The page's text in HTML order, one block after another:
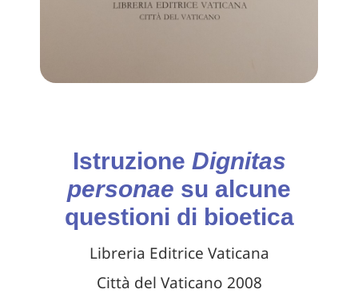
Istruzione Dignitas
personae su alcune
questioni di bioetica
Libreria Editrice Vaticana
Città del Vaticano 2008